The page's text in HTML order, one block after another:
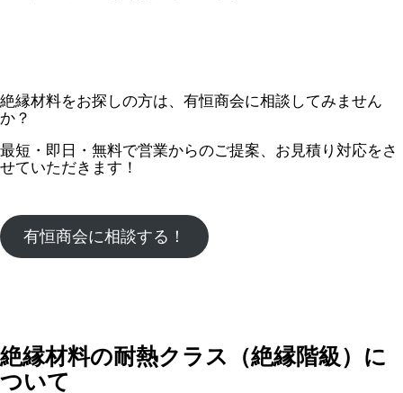
絶縁材料をお探しの方は、有恒商会に相談してみません
か？
最短・即日・無料で営業からのご提案、お見積り対応をさ
せていただきます！
有恒商会に相談する！
絶縁材料の耐熱クラス（絶縁階級）に
ついて